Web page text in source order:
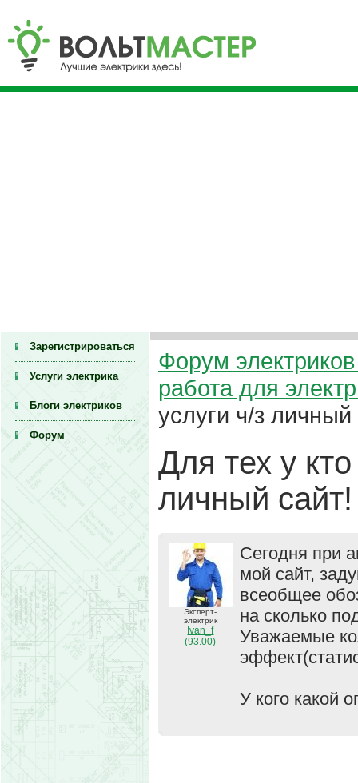
Зарегистрироваться
Услуги электрика
Блоги электриков
Форум
Форум электриков
работа для
услуги ч/з личный
Для тех у
личный сайт!
Эксперт-
электрик
Ivan_f
(93.00)
Сегодня при
мой сайт,
всеобщее
на сколько
Уважаемые
У кого какой